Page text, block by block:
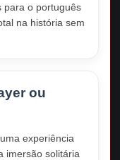
para o português
na história sem
ou
experiência
imersão solitária